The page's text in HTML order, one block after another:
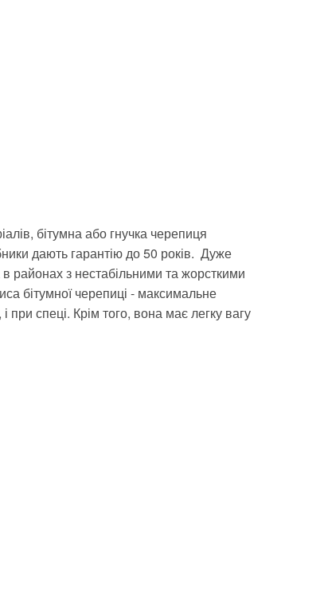
бітумна або гнучка черепиця
дають гарантію до 50 років. Дуже
районах з нестабільними та жорсткими
бітумної черепиці - максимальне
спеці. Крім того, вона має легку вагу